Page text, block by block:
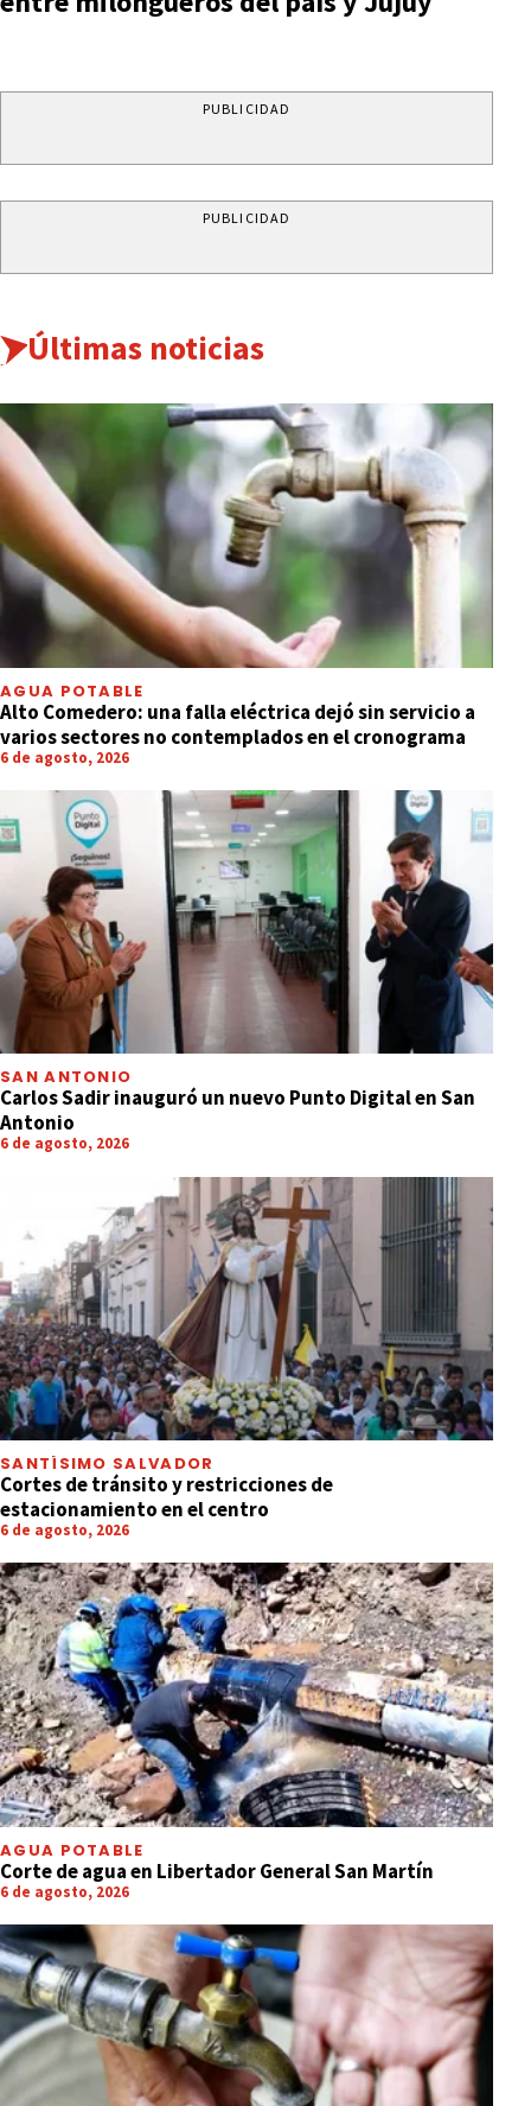
PUBLICIDAD
PUBLICIDAD
Últimas noticias
AGUA POTABLE
Alto Comedero: una falla eléctrica dejó sin servicio a
varios sectores no contemplados en el cronograma
6 de agosto, 2026
SAN ANTONIO
Carlos Sadir inauguró un nuevo Punto Digital en San
Antonio
6 de agosto, 2026
SANTÍSIMO SALVADOR
Cortes de tránsito y restricciones de
estacionamiento en el centro
6 de agosto, 2026
AGUA POTABLE
Corte de agua en Libertador General San Martín
6 de agosto, 2026